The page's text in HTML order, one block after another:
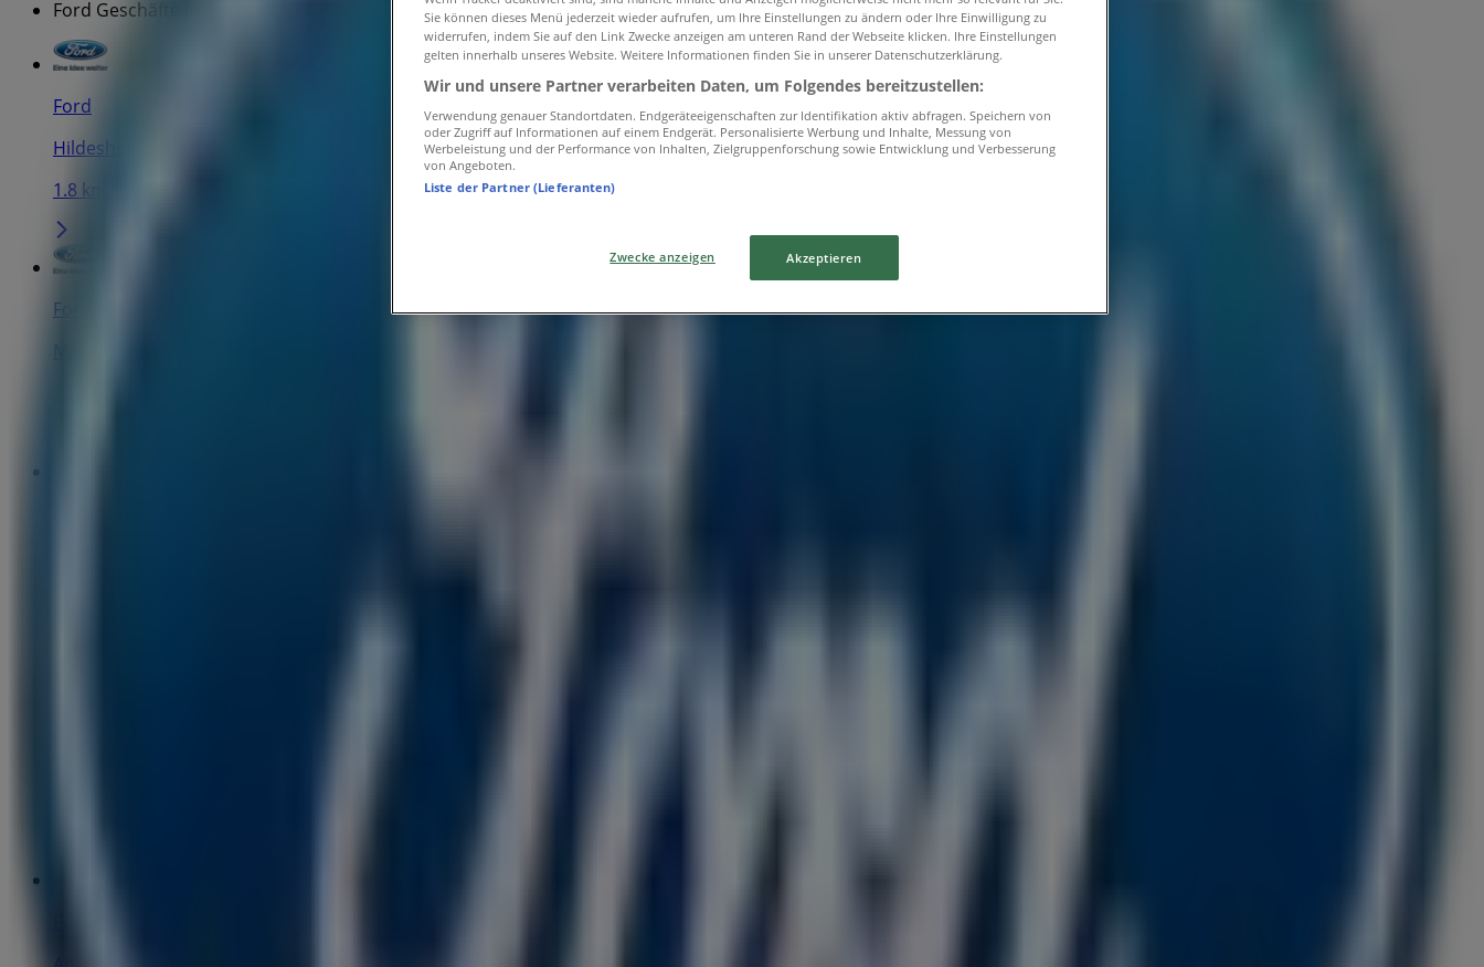
Ford Geschäfte in Braunschweig
Ford
Hildesheimer Str. 25, Braunschweig
1.8 km
Ford
Sie können dieses Menü jederzeit wieder aufrufen, um Ihre Einstellungen zu ändern oder Ihre Einwilligung zu
widerrufen, indem Sie auf den Link Zwecke anzeigen am unteren Rand der Webseite klicken. Ihre Einstellungen
gelten innerhalb unseres Website. Weitere Informationen finden Sie in unserer Datenschutzerklärung.
Wir und unsere Partner verarbeiten Daten, um Folgendes bereitzustellen:
Verwendung genauer Standortdaten. Endgeräteeigenschaften zur Identifikation aktiv abfragen. Speichern von
oder Zugriff auf Informationen auf einem Endgerät. Personalisierte Werbung und Inhalte, Messung von
Werbeleistung und der Performance von Inhalten, Zielgruppenforschung sowie Entwicklung und Verbesserung
von Angeboten.
Liste der Partner (Lieferanten)
Zwecke anzeigen Akzeptieren